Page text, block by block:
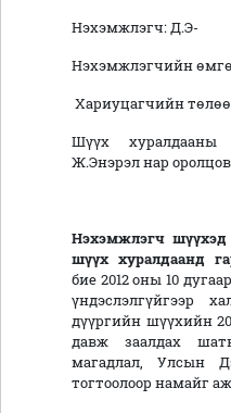
Нэхэмжлэгч: Д.Э-
Нэхэмжлэгчийн
Хариуцагчийн
Шүүх хуралдааны
Ж.Энэрэл нар
Нэхэмжлэгч шүүхэд
шүүх хуралдаанд
бие 2012 оны 10
үндэслэлгүйгээр
дүүргийн шүүхийн
давж заалдах
магадлал, Улсын
тогтоолоор намайг